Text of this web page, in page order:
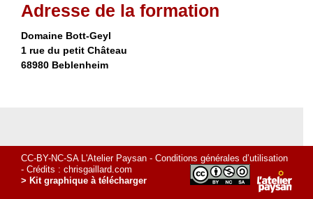
Adresse de la formation
Domaine Bott-Geyl
1 rue du petit Château
68980 Beblenheim
CC-BY-NC-SA L'Atelier Paysan - Conditions générales d’utilisation
- Crédits : chrisgaillard.com
> Kit graphique à télécharger